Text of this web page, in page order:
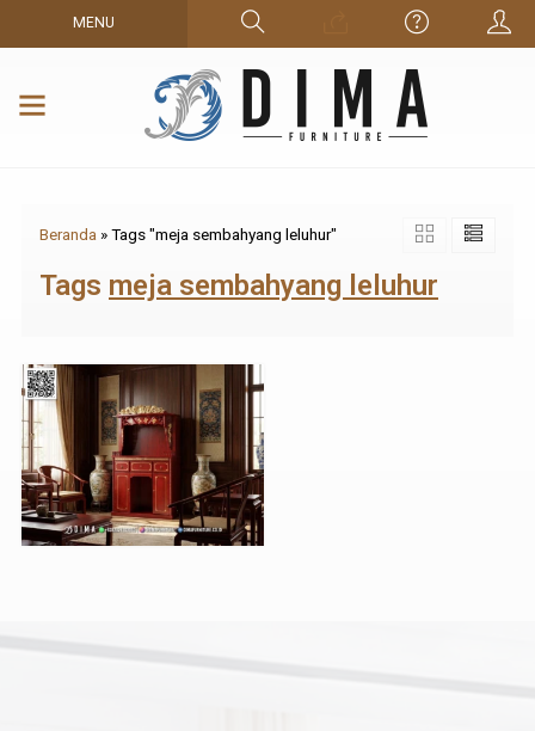
MENU
Beranda »Tags "meja sembahyang leluhur"
Tags meja sembahyang leluhur